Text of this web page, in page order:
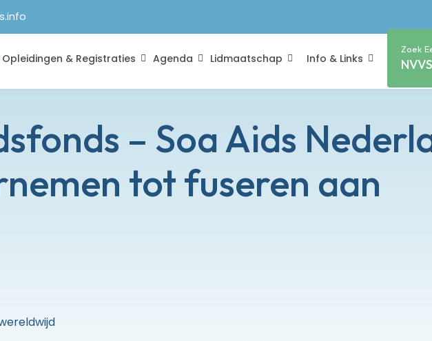
Opleidingen & Registraties Agenda Lidmaatschap Info & Links
Zoek
– Soa Aids
tot fuseren aan